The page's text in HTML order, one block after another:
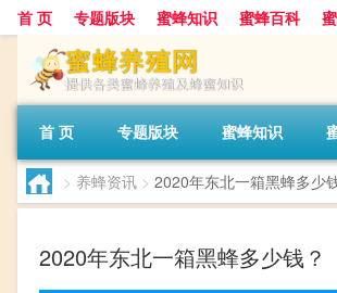
首 页 专题版块 蜜蜂知识 蜜蜂百科
首 页 专题版块 蜜蜂知识
> 养蜂资讯 > 2020年东北一箱黑蜂多少
2020年东北一箱黑蜂多少钱？